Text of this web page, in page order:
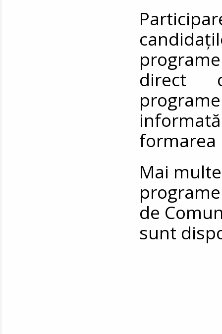
direct
formarea
Mai
de
sunt